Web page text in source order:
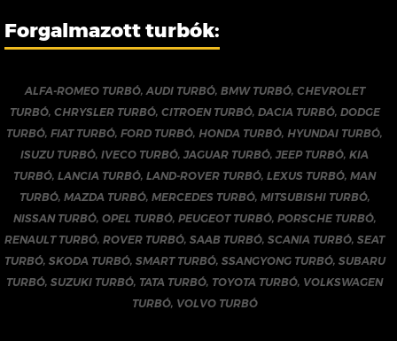
Forgalmazott turbók:
ALFA-ROMEO TURBÓ,AUDI TURBÓ, BMW TURBÓ, CHEVROLET
TURBÓ, CHRYSLER TURBÓ, CITROEN TURBÓ, DACIA TURBÓ, DODGE
TURBÓ,FIAT TURBÓ,FORD TURBÓ, HONDA TURBÓ, HYUNDAI TURBÓ,
ISUZU TURBÓ,IVECO TURBÓ,JAGUAR TURBÓ,JEEP TURBÓ,KIA
TURBÓ,LANCIA TURBÓ,LAND-ROVER TURBÓ,LEXUS TURBÓ,MAN
TURBÓ, MAZDA TURBÓ, MERCEDES TURBÓ, MITSUBISHI TURBÓ,
NISSAN TURBÓ, OPEL TURBÓ, PEUGEOT TURBÓ, PORSCHE TURBÓ,
RENAULT TURBÓ,ROVER TURBÓ,SAAB TURBÓ,SCANIA TURBÓ,SEAT
TURBÓ, SKODA TURBÓ, SMART TURBÓ, SSANGYONG TURBÓ, SUBARU
TURBÓ,SUZUKI TURBÓ, TATA TURBÓ, TOYOTA TURBÓ, VOLKSWAGEN
TURBÓ, VOLVO TURBÓ